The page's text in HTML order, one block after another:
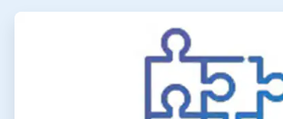
de